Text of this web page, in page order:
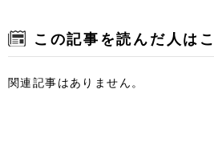
この記事を読んだ人は
関連記事はありません。